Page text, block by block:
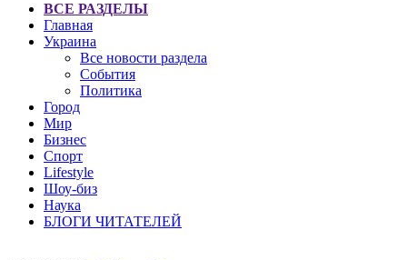
ВСЕ РАЗДЕЛЫ
Главная
Украина
Все новости раздела
События
Политика
Город
Мир
Бизнес
Спорт
Lifestyle
Шоу-биз
Наука
БЛОГИ ЧИТАТЕЛЕЙ